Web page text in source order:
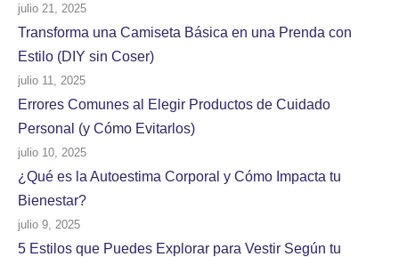
julio 21, 2025
Transforma una Camiseta Básica en una Prenda con
Estilo (DIY sin Coser)
julio 11, 2025
Errores Comunes al Elegir Productos de Cuidado
Personal (y Cómo Evitarlos)
julio 10, 2025
¿Qué es la Autoestima Corporal y Cómo Impacta tu
Bienestar?
julio 9, 2025
5 Estilos que Puedes Explorar para Vestir Según tu